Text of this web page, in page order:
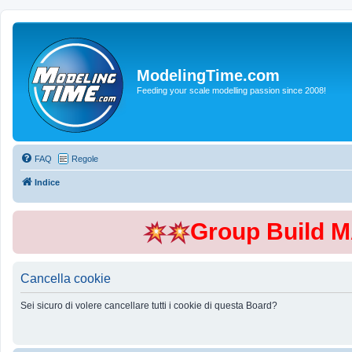
ModelingTime.com
Feeding your scale modelling passion since 2008!
FAQ Regole
Indice
Group Build
Cancella cookie
Sei sicuro di volere cancellare tutti i cookie di questa Board?